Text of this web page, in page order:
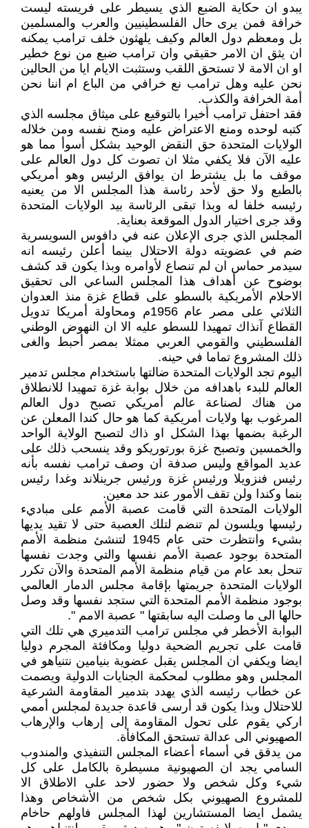
يبدو ان حكاية الضبع الذي يسيطر على فريسته ليست
خرافة فمن يرى حال الفلسطينيين والعرب والمسلمين
بل ومعظم دول العالم وكيف يلهثون خلف ترامب يمكنه
ان يثق ان الامر حقيقي وان ترامب ضبع من نوع خطير
او ان الامة لا تستحق اللقب وستثبت الايام ايا من الحالين
نحن عليه وهل ترامب نع خرافي من الباع ام اننا نحن
أمة الخرافة والكذب.
فقد احتفل ترامب أخيرا بالتوقيع على ميثاق مجلسه الذي
كتبه لوحده ومنع الاعتراض عليه ومنح نفسه ومن خلاله
الولايات المتحدة حق النقض الوحيد بشكل أسوأ مما هو
عليه الآن فلا يكفي مثلا ان تصوت كل دول العالم على
موقف ما بل يشترط ان يوافق الرئيس وهو أمريكي
بالطبع ولا حق لأحد رئاسة هذا المجلس الا من يعنيه
رئيسه خلفا له وبذا تبقى الرئاسة بيد الولايات المتحدة
وقد جرى اختيار الدول الموقعة بعناية.
المجلس الذي جرى الإعلان عنه في دافوس السويسرية
ضم في عضويته دولة الاحتلال بينما أعلن رئيسه انه
سيدمر حماس ان لم تنصاع لأوامره وبذا يكون قد كشف
بوضوح عن أهداف هذا المجلس الساعي الى تحقيق
الاحلام الأمريكية بالسطو على قطاع غزة منذ العدوان
الثلاثي على مصر عام 1956م ومحاولة أمريكا تدويل
القطاع آنذاك تمهيدا للسطو عليه الا ان النهوض الوطني
الفلسطيني والقومي العربي ممثلا بمصر أحبط والغى
ذلك المشروع تماما في حينه.
اليوم تجد الولايات المتحدة ضالتها باستخدام مجلس تدمير
العالم للبدء باهدافه من خلال بوابة غزة تمهيدا للانطلاق
من هناك لصناعة عالم أمريكي تصبح دول العالم
المرغوب بها ولايات أمريكية كما هو حال كندا المعلن عن
الرغبة بضمها بهذا الشكل او ذاك لتصبح الولاية الواحد
والخمسين وتصبح غزة بورتوريكو وقد ينسحب ذلك على
عديد المواقع وليس صدفة ان وصف ترامب نفسه بأنه
رئيس فنزويلا ورئيس غزة ورئيس جرينلاند وغدا رئيس
بنما وكندا ولن تقف الأمور عند حد معين.
الولايات المتحدة التي قامت عصبة الأمم على مباديء
رئيسها ويلسون لم تنضم لتلك العصبة حتى لا تقيد يديها
بشيء وانتظرت حتى عام 1945 لتنشئ منظمة الأمم
المتحدة بوجود عصبة الأمم نفسها والتي وجدت نفسها
تنحل بعد عام من قيام منظمة الأمم المتحدة والآن تكرر
الولايات المتحدة جريمتها بإقامة مجلس الدمار العالمي
بوجود منظمة الأمم المتحدة التي ستجد نفسها وقد وصل
حالها الى ما وصلت اليه سابقتها " عصبة الامم ".
البوابة الأخطر في مجلس ترامب التدميري هي تلك التي
قامت على تجريم الضحية دوليا ومكافئة المجرم دوليا
ايضا ويكفي ان المجلس يقبل عضوية بنيامين نتنياهو في
المجلس وهو مطلوب لمحكمة الجنايات الدولية ويصمت
عن خطاب رئيسه الذي يهدد بتدمير المقاومة الشرعية
للاحتلال وبذا يكون قد أرسى قاعدة جديدة لمجلس أممي
اركي يقوم على تحول المقاومة إلى إرهاب والإرهاب
الصهيوني الى عدالة تستحق المكافأة.
من يدقق في أسماء أعضاء المجلس التنفيذي والمندوب
السامي يجد ان الصهيونية مسيطرة بالكامل على كل
شيء وكل شخص ولا حضور لاحد على الاطلاق الا
للمشروع الصهيوني بكل شخص من الأشخاص وهذا
يشمل ايضا المستشارين لهذا المجلس فاولهم حاخام